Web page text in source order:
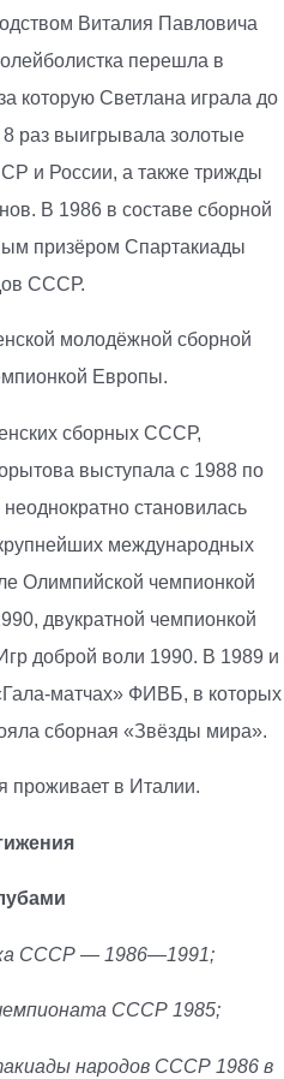
Виталия Павловича
перешла в
которую Светлана играла до
раз выигрывала золотые
и России, а также трижды
В 1986 в составе сборной
призёром Спартакиады
СССР.
молодёжной сборной
Европы.
сборных СССР,
выступала с 1988 по
становилась
международных
Олимпийской чемпионкой
двукратной чемпионкой
доброй воли 1990. В 1989 и
матчах» ФИВБ, в которых
сборная «Звёзды мира».
проживает в Италии.
СССР — 1986—1991;
СССР 1985;
народов СССР 1986 в